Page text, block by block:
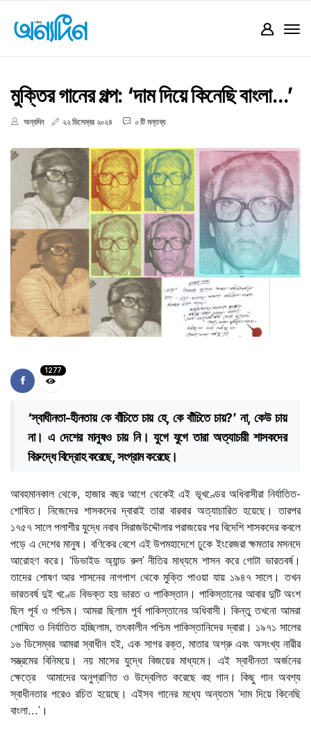
মুক্তির গানের গল্প: ‘দাম দিয়ে কিনেছি বাংলা...’
অন্যদিন ২২ ডিসেম্বর ২০২৪ ০ টি মন্তব্য
1277
‘স্বাধীনতা-হীনতায় কে বাঁচিতে চায় হে, কে বাঁচিতে চায়?’ না, কেউ চায়
না। এ দেশের মানুষও চায় নি। যুগে যুগে তারা অত্যাচারী শাসকদের
বিরুদ্ধে বিদ্রোহ করেছে, সংগ্রাম করেছে।
আবহমানকাল থেকে, হাজার বছর আগে থেকেই এই ভূখণ্ডের অধিবাসীরা নির্যাতিত-
শোষিত। নিজেদের শাসকদের দ্বারাই তারা বারবার অত্যাচারিত হয়েছে। তারপর
১৭৫৭ সালে পলাশীর যুদ্ধে নবাব সিরাজউদ্দৌলার পরাজয়ের পর বিদেশি শাসকদের কবলে
পড়ে এ দেশের মানুষ। বণিকের বেশে এই উপমহাদেশে ঢুকে ইংরেজরা ক্ষমতার মসনদে
আরোহণ করে। ‘ডিভাইড অ্যান্ড রুল’ নীতির মাধ্যমে শাসন করে গোটা ভারতবর্ষ।
তাদের শোষণ আর শাসনের নাগপাশ থেকে মুক্তি পাওয়া যায় ১৯৪৭ সালে। তখন
ভারতবর্ষ দুই খণ্ডে বিভক্ত হয় ভারত ও পাকিস্তান। পাকিস্তানের আবার দুটি অংশ
ছিল পূর্ব ও পশ্চিম। আমরা ছিলাম পূর্ব পাকিস্তানের অধিবাসী। কিন্তু তখনো আমরা
শোষিত ও নির্যাতিত হচ্ছিলাম, তৎকালীন পশ্চিম পাকিস্তানিদের দ্বারা। ১৯৭১ সালের
১৬ ডিসেম্বর আমরা স্বাধীন হই, এক সাগর রক্ত, মাতার অশ্রু এবং অসংখ্য নারীর
সম্ভ্রমের বিনিময়ে। নয় মাসের যুদ্ধে বিজয়ের মাধ্যমে। এই স্বাধীনতা অর্জনের
ক্ষেত্রে আমাদের অনুপ্রাণিত ও উদ্বেলিত করেছে বহু গান। কিছু গান অবশ্য
স্বাধীনতার পরেও রচিত হয়েছে। এইসব গানের মধ্যে অন্যতম ‘দাম দিয়ে কিনেছি
বাংলা...’।